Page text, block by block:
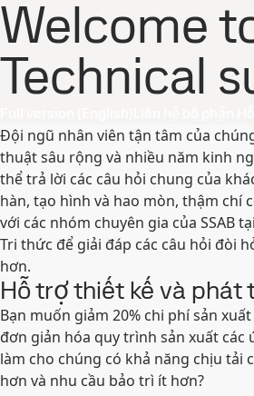
Welcome
Technical
Đội ngũ nhân viên tận tâm của
thuật sâu rộng và nhiều năm kinh
thể trả lời các câu hỏi chung của
hàn, tạo hình và hao mòn, thậm chí
với các nhóm chuyên gia của SSAB
Tri thức để giải đáp các câu hỏi đòi
hơn.
Hỗ trợ thiết kế và phát
Bạn muốn giảm 20% chi phí sản
đơn giản hóa quy trình sản xuất các
làm cho chúng có khả năng chịu tải
hơn và nhu cầu bảo trì ít hơn?